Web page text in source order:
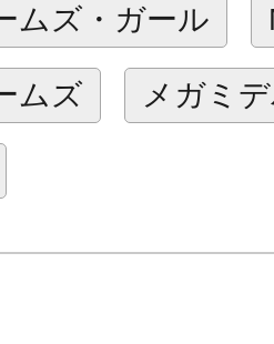
ムズ・ガール
ムズ メガミ